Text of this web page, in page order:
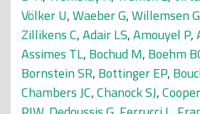
Völker U,Waeber G,Willemsen G
Zillikens C,Adair LS,Amouyel P,
Assimes TL, Bochud M, Boehm
Bornstein SR, Bottinger EP,
Chambers JC,Chanock SJ,